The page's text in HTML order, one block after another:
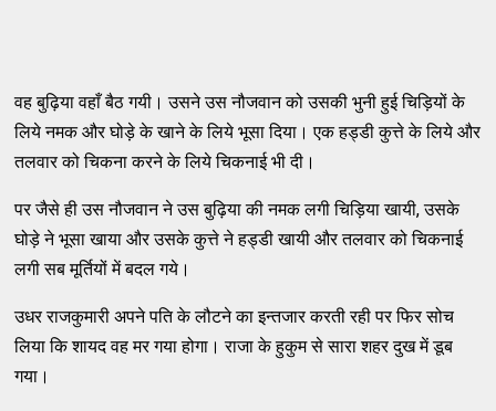
वह बुढ़िया वहाँ बैठ गयी। उसने उस नौजवान को उसकी भुनी हुई चिड़ियों के
लिये नमक और घोड़े के खाने के लिये भूसा दिया। एक हड्डी कुत्ते के लिये और
तलवार को चिकना करने के लिये चिकनाई भी दी।
पर जैसे ही उस नौजवान ने उस बुढ़िया की नमक लगी चिड़िया खायी, उसके
घोड़े ने भूसा खाया और उसके कुत्ते ने हड्डी खायी और तलवार को चिकनाई
लगी सब मूर्तियों में बदल गये।
उधर राजकुमारी अपने पति के लौटने का इन्तजार करती रही पर फिर सोच
लिया कि शायद वह मर गया होगा। राजा के हुकुम से सारा शहर दुख में डूब
गया।